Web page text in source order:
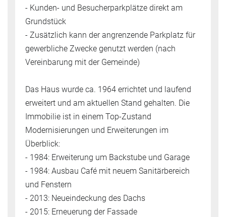
- Kunden- und Besucherparkplätze direkt am
Grundstück
- Zusätzlich kann der angrenzende Parkplatz für
gewerbliche Zwecke genutzt werden (nach
Vereinbarung mit der Gemeinde)
Das Haus wurde ca. 1964 errichtet und laufend
erweitert und am aktuellen Stand gehalten. Die
Immobilie ist in einem Top-Zustand
Modernisierungen und Erweiterungen im
Überblick:
- 1984: Erweiterung um Backstube und Garage
- 1984: Ausbau Café mit neuem Sanitärbereich
und Fenstern
- 2013: Neueindeckung des Dachs
- 2015: Erneuerung der Fassade